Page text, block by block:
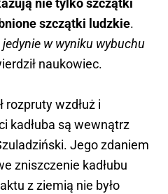
nie tylko szczątki
szczątki ludzkie.
w wyniku wybuchu
naukowiec.
rozpruty wzdłuż i
kadłuba są wewnątrz
Jego zdaniem
zniszczenie kadłubu
z ziemią nie było